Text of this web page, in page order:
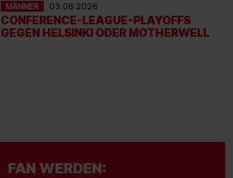
MÄNNER 03.08.2026
CONFERENCE-LEAGUE-PLAYOFFS
GEGEN HELSINKI ODER MOTHERWELL
FAN WERDEN: